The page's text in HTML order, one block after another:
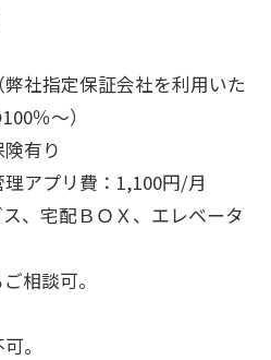
社指定保証会社を利用いた
％～）
有り
アプリ費：1,100円/月
、宅配ＢＯＸ、エレベータ
相談可。
。